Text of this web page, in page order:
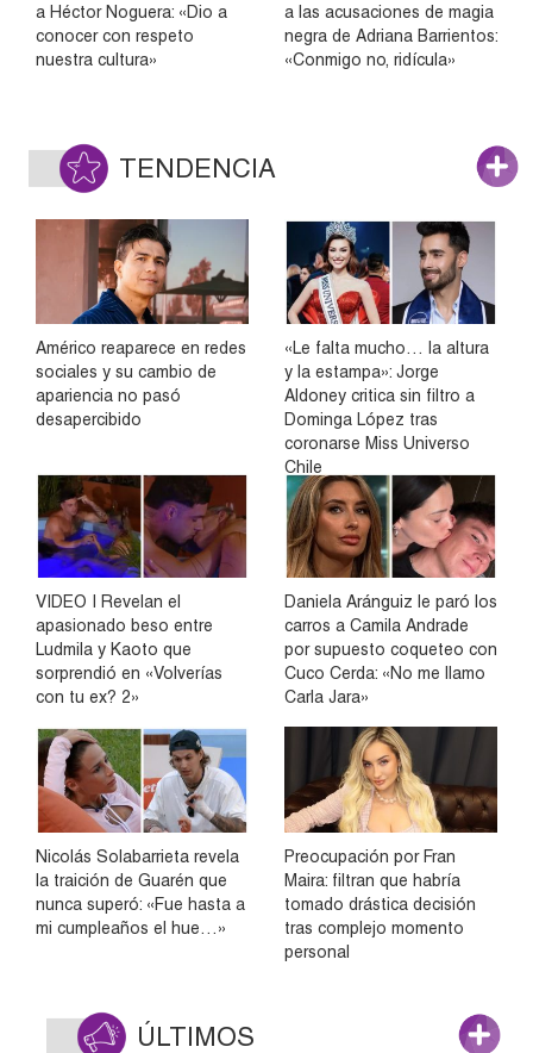
a Héctor Noguera: «Dio a
conocer con respeto
nuestra cultura»
a las acusaciones de magia
negra de Adriana Barrientos:
«Conmigo no, ridícula»
TENDENCIA
Américo reaparece en redes
sociales y su cambio de
apariencia no pasó
desapercibido
«Le falta mucho… la altura
y la estampa»: Jorge
Aldoney critica sin filtro a
Dominga López tras
coronarse Miss Universo
Chile
VIDEO | Revelan el
apasionado beso entre
Ludmila y Kaoto que
sorprendió en «Volverías
con tu ex? 2»
Daniela Aránguiz le paró los
carros a Camila Andrade
por supuesto coqueteo con
Cuco Cerda: «No me llamo
Carla Jara»
Nicolás Solabarrieta revela
la traición de Guarén que
nunca superó: «Fue hasta a
mi cumpleaños el hue…»
Preocupación por Fran
Maira: filtran que habría
tomado drástica decisión
tras complejo momento
personal
ÚLTIMOS